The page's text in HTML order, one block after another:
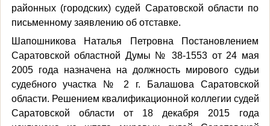
районных (городских) судей Саратовской области по
письменному заявлению об отставке.
Шапошникова Наталья Петровна Постановлением
Саратовской областной Думы № 38-1553 от 24 мая
2005 года назначена на должность мирового судьи
судебного участка № 2 г. Балашова Саратовской
области. Решением квалификационной коллегии судей
Саратовской области от 18 декабря 2015 года